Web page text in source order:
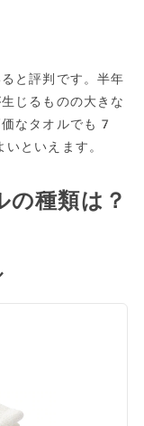
と評判です。半年
じるものの大きな
なタオルでも7
といえます。
の種類は？